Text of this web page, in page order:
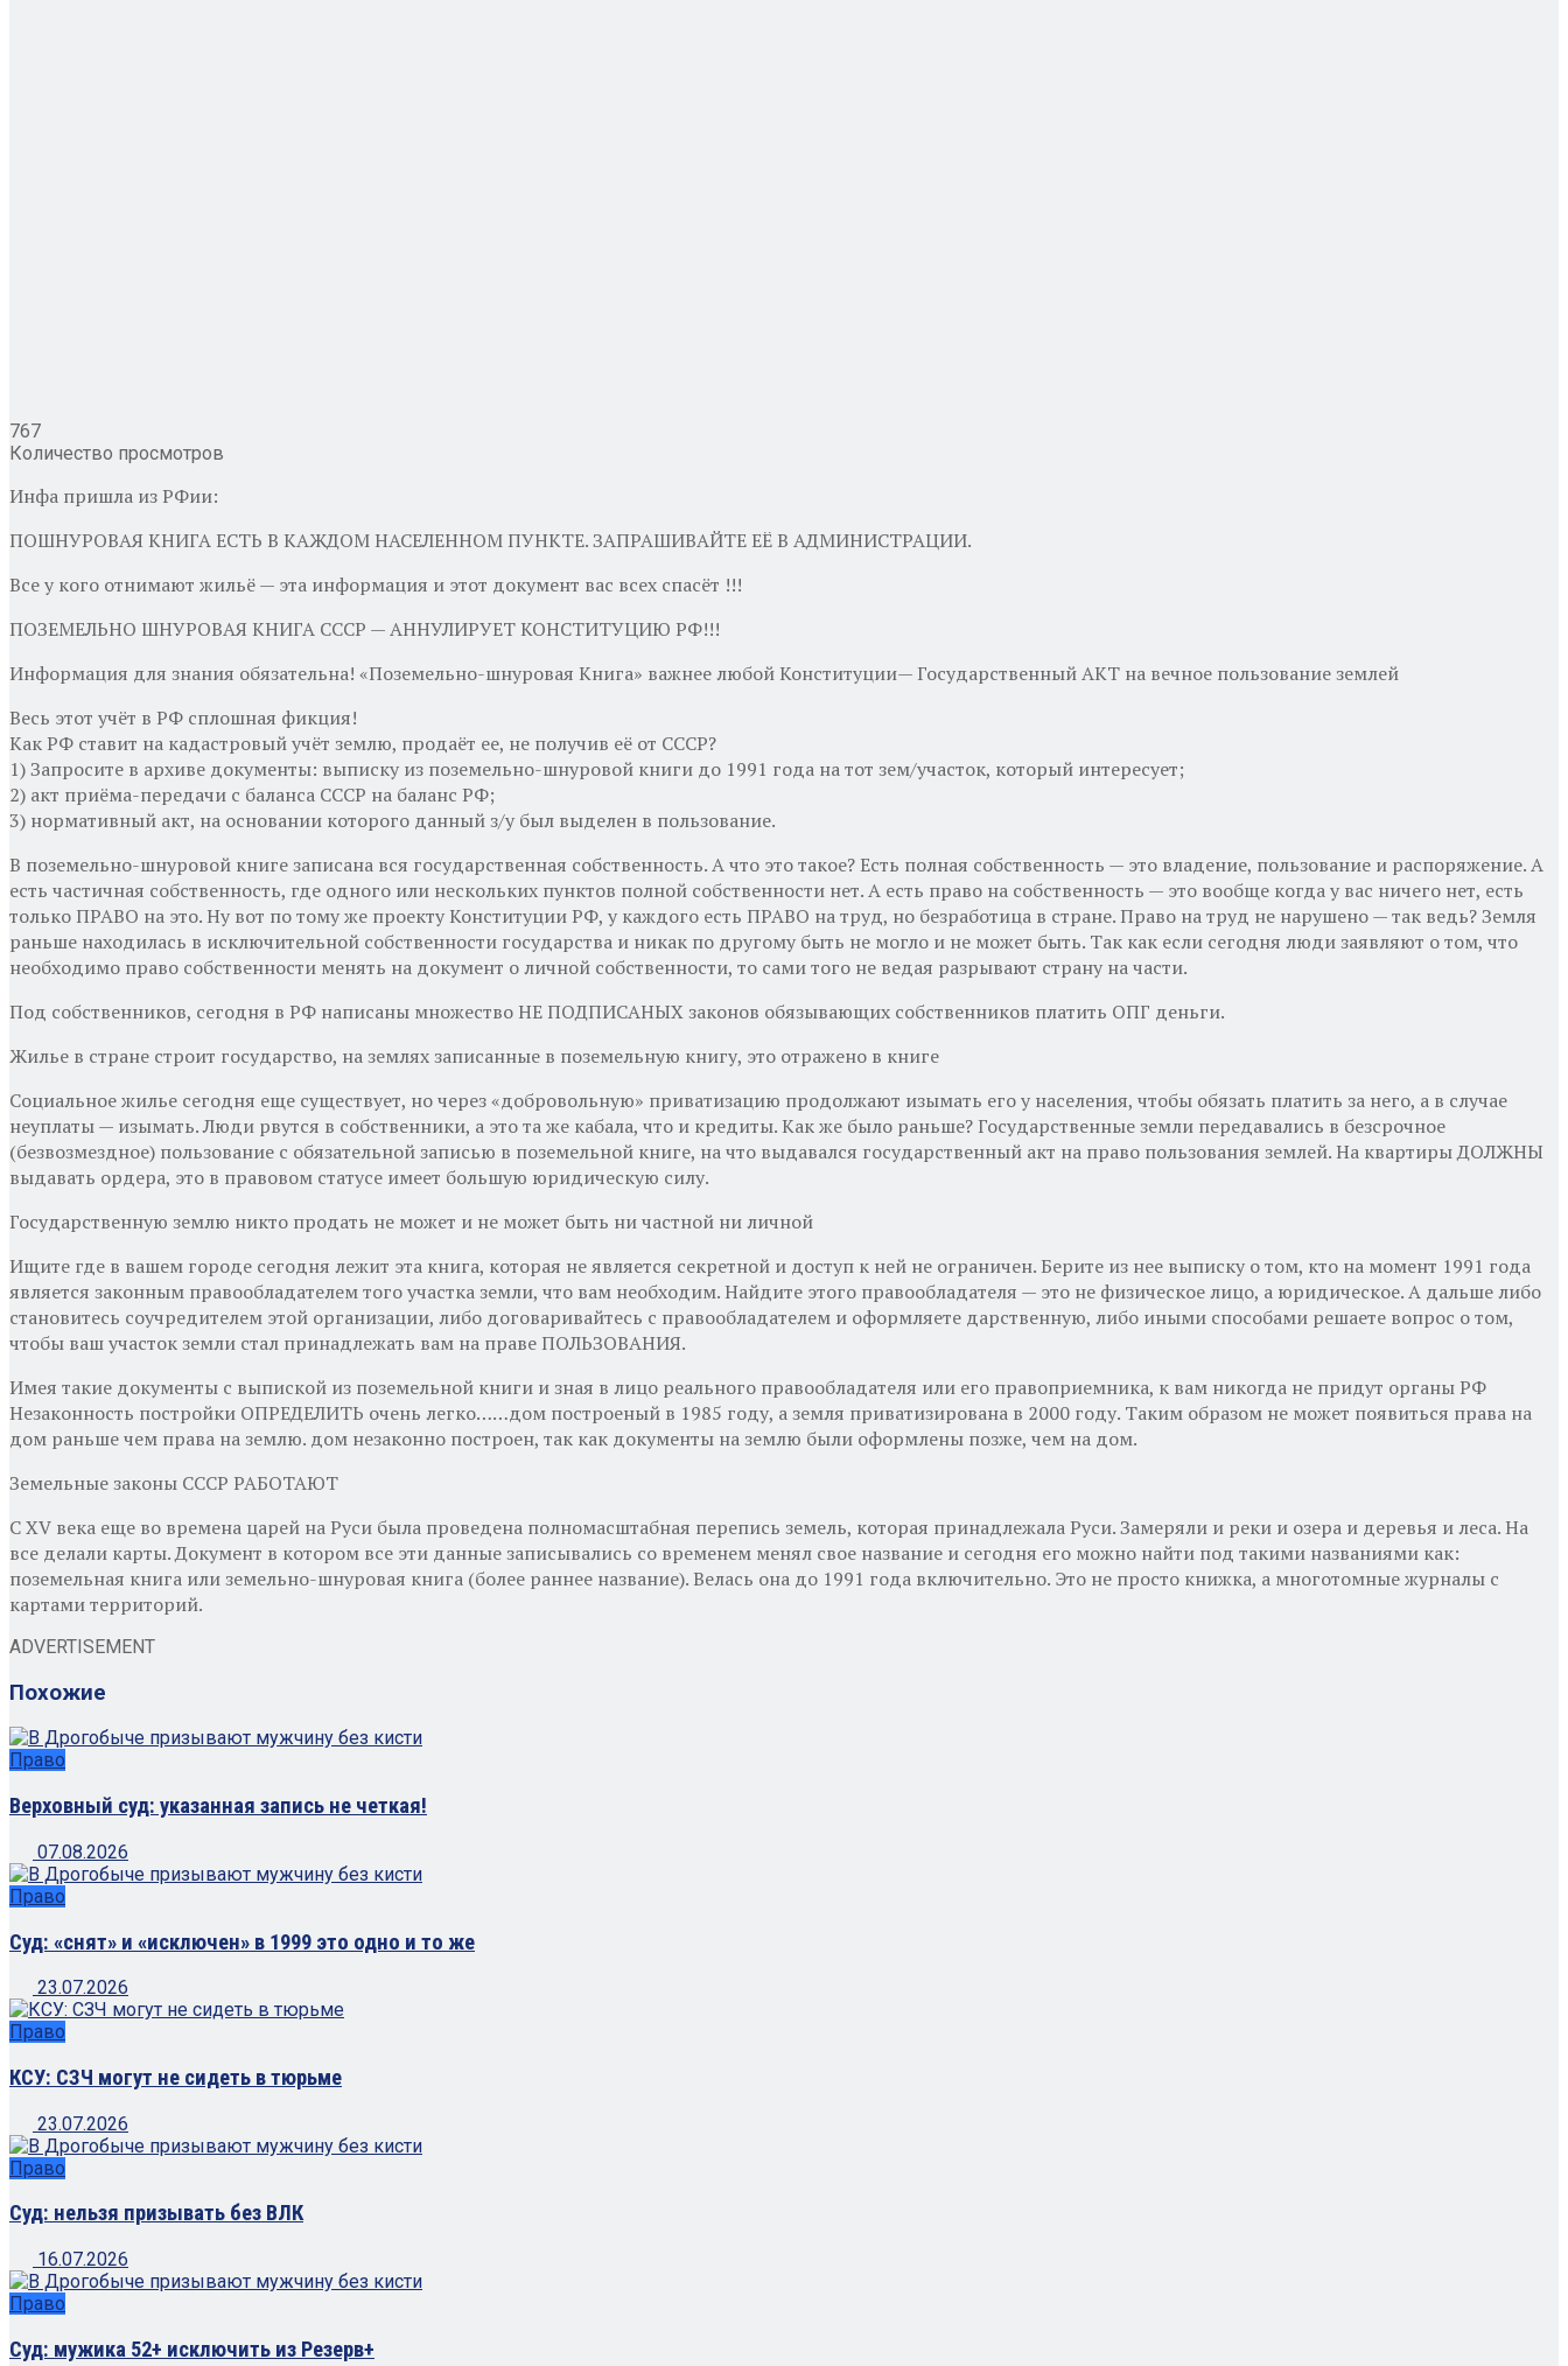
767
Количество просмотров
Инфа пришла из РФии:
ПОШНУРОВАЯ КНИГА ЕСТЬ В КАЖДОМ НАСЕЛЕННОМ ПУНКТЕ. ЗАПРАШИВАЙТЕ ЕЁ В АДМИНИСТРАЦИИ.
Все у кого отнимают жильё — эта информация и этот документ вас всех спасёт !!!
ПОЗЕМЕЛЬНО ШНУРОВАЯ КНИГА СССР — АННУЛИРУЕТ КОНСТИТУЦИЮ РФ!!!
Информация для знания обязательна! «Поземельно-шнуровая Книга» важнее любой Конституции— Государственный АКТ на вечное пользование землей
Весь этот учёт в РФ сплошная фикция!
Как РФ ставит на кадастровый учёт землю, продаёт ее, не получив её от СССР?
1) Запросите в архиве документы: выписку из поземельно-шнуровой книги до 1991 года на тот зем/участок, который интересует;
2) акт приёма-передачи с баланса СССР на баланс РФ;
3) нормативный акт, на основании которого данный з/у был выделен в пользование.
В поземельно-шнуровой книге записана вся государственная собственность. А что это такое? Есть полная собственность — это владение, пользование и распоряжение. А
есть частичная собственность, где одного или нескольких пунктов полной собственности нет. А есть право на собственность — это вообще когда у вас ничего нет, есть
только ПРАВО на это. Ну вот по тому же проекту Конституции РФ, у каждого есть ПРАВО на труд, но безработица в стране. Право на труд не нарушено — так ведь? Земля
раньше находилась в исключительной собственности государства и никак по другому быть не могло и не может быть. Так как если сегодня люди заявляют о том, что
необходимо право собственности менять на документ о личной собственности, то сами того не ведая разрывают страну на части.
Под собственников, сегодня в РФ написаны множество НЕ ПОДПИСАНЫХ законов обязывающих собственников платить ОПГ деньги.
Жилье в стране строит государство, на землях записанные в поземельную книгу, это отражено в книге
Социальное жилье сегодня еще существует, но через «добровольную» приватизацию продолжают изымать его у населения, чтобы обязать платить за него, а в случае
неуплаты — изымать. Люди рвутся в собственники, а это та же кабала, что и кредиты. Как же было раньше? Государственные земли передавались в безсрочное
(безвозмездное) пользование с обязательной записью в поземельной книге, на что выдавался государственный акт на право пользования землей. На квартиры ДОЛЖНЫ
выдавать ордера, это в правовом статусе имеет большую юридическую силу.
Государственную землю никто продать не может и не может быть ни частной ни личной
Ищите где в вашем городе сегодня лежит эта книга, которая не является секретной и доступ к ней не ограничен. Берите из нее выписку о том, кто на момент 1991 года
является законным правообладателем того участка земли, что вам необходим. Найдите этого правообладателя — это не физическое лицо, а юридическое. А дальше либо
становитесь соучредителем этой организации, либо договаривайтесь с правообладателем и оформляете дарственную, либо иными способами решаете вопрос о том,
чтобы ваш участок земли стал принадлежать вам на праве ПОЛЬЗОВАНИЯ.
Имея такие документы с выпиской из поземельной книги и зная в лицо реального правообладателя или его правоприемника, к вам никогда не придут органы РФ
Незаконность постройки ОПРЕДЕЛИТЬ очень легко……дом построеный в 1985 году, а земля приватизирована в 2000 году. Таким образом не может появиться права на
дом раньше чем права на землю. дом незаконно построен, так как документы на землю были оформлены позже, чем на дом.
Земельные законы СССР РАБОТАЮТ
С XV века еще во времена царей на Руси была проведена полномасштабная перепись земель, которая принадлежала Руси. Замеряли и реки и озера и деревья и леса. На
все делали карты. Документ в котором все эти данные записывались со временем менял свое название и сегодня его можно найти под такими названиями как:
поземельная книга или земельно-шнуровая книга (более раннее название). Велась она до 1991 года включительно. Это не просто книжка, а многотомные журналы с
картами территорий.
ADVERTISEMENT
Похожие
Право
Верховный суд: указанная запись не четкая!
07.08.2026
Право
Суд: «снят» и «исключен» в 1999 это одно и то же
23.07.2026
Право
КСУ: СЗЧ могут не сидеть в тюрьме
23.07.2026
Право
Суд: нельзя призывать без ВЛК
16.07.2026
Право
Суд: мужика 52+ исключить из Резерв+